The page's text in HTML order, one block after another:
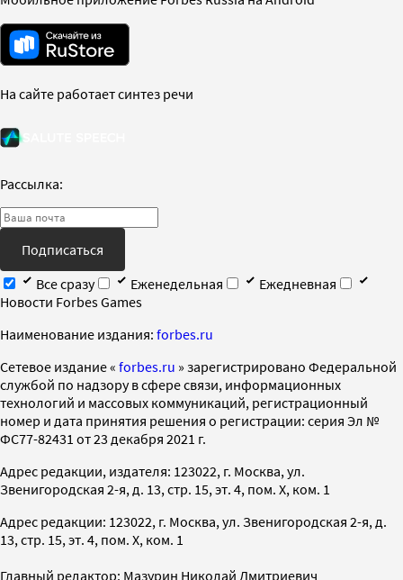
На сайте работает синтез речи
Рассылка:
Подписаться
Все сразу
Еженедельная
Ежедневная
Новости Forbes Games
Наименование издания: forbes.ru
Cетевое издание « forbes.ru » зарегистрировано Федеральной
службой по надзору в сфере связи, информационных
технологий и массовых коммуникаций, регистрационный
номер и дата принятия решения о регистрации: серия Эл №
ФС77-82431 от 23 декабря 2021 г.
Адрес редакции, издателя: 123022, г. Москва, ул.
Звенигородская 2-я, д. 13, стр. 15, эт. 4, пом. X, ком. 1
Адрес редакции: 123022, г. Москва, ул. Звенигородская 2-я, д.
13, стр. 15, эт. 4, пом. X, ком. 1
Главный редактор: Мазурин Николай Дмитриевич